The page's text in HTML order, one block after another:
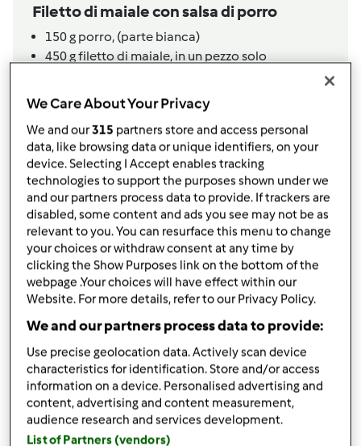
Filetto di maiale con salsa di porro
150g porro, (parte bianca)
450gfiletto di maiale, in un pezzo solo
vino bianco
10 grani di pepe verde
1cucchiainodado Bimby
sale
30golio extravergine di oliva
Aggiungi alla lista della spesa
Accessori che ti serviranno
Varoma
Cestello
acquista
Spatola
We Care About Your Privacy
We and our315 partners store and access personal
data, like browsing data or unique identifiers, on your
device. Selecting I Accept enables tracking
technologies to support the purposes shown under we
and our partners process data to provide. If trackers are
disabled, some content and ads you see may not be as
relevant to you. You can resurface this menu to change
your choices or withdraw consent at any time by
clicking the Show Purposes link on the bottom of the
webpage .Your choices will have effect within our
Website. For more details, refer to our Privacy Policy.
We and our partners process data to provide:
Use precise geolocation data. Actively scan device
characteristics for identification. Store and/or access
information on a device. Personalised advertising and
content, advertising and content measurement,
audience research and services development.
List of Partners (vendors)